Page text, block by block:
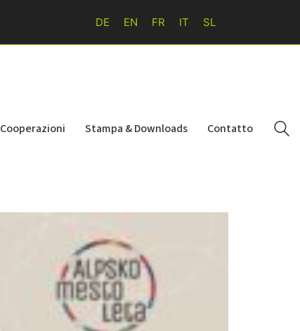
DE EN FR IT SL
Cooperazioni Stampa & Downloads Contatto